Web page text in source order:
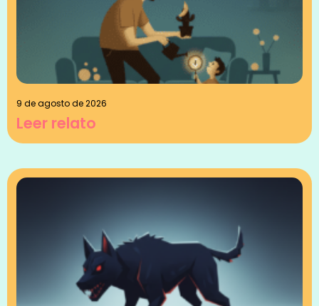
9 de agosto de 2026
Leer relato